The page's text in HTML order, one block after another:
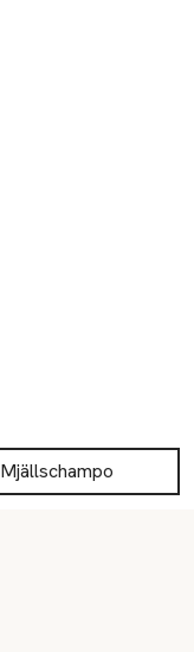
Mjällschampo